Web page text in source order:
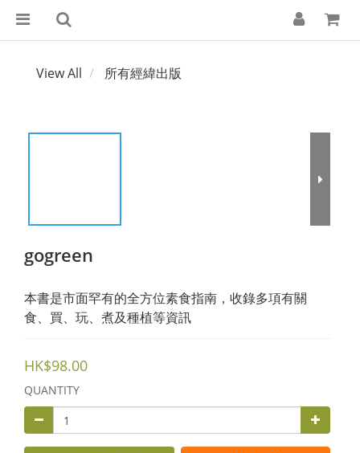
View All 所有經緯出版
gogreen
本書是市面罕有的全方位素食指南，收錄多項有關
食、買、玩、煮及種植等資訊
HK$98.00
QUANTITY